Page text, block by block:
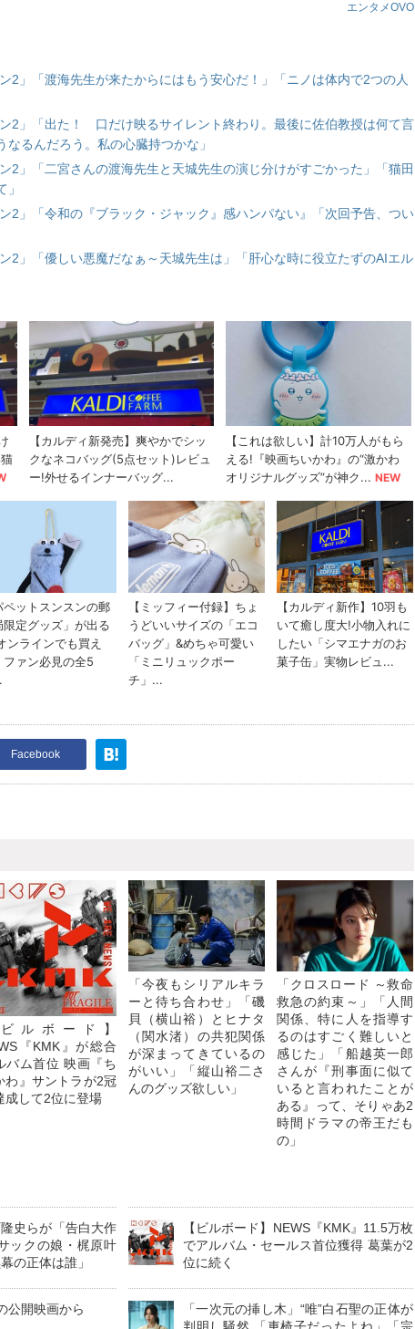
エンタメOVO
2」「渡海先生が来たからにはもう安心だ！」「ニノは体内で2つの人
ン2」「出た！ 口だけ映るサイレント終わり。最後に佐伯教授は何て言
なるんだろう。私の心臓持つかな」
2」「二宮さんの渡海先生と天城先生の演じ分けがすごかった」「猫田
2」「令和の『ブラック・ジャック』感ハンパない』「次回予告、つい
2」「優しい悪魔だなぁ～天城先生は」「肝心な時に役立たずのAIエル
Facebook
ビルボード】
『KMK』が総合
バム首位 映画『ち
わ』サントラが2冠
成して2位に登場
「今夜もシリアルキラ
ーと待ち合わせ」「磯
貝（横山裕）とヒナタ
（関水渚）の共犯関係
が深まってきているの
がいい」「縦山裕二さ
んのグッズ欲しい」
「クロスロード ～救命
救急の約束～」「人間
関係、特に人を指導す
るのはすごく難しいと
感じた」「船越英一郎
さんが『刑事面に似て
いると言われたことが
ある』って、そりゃあ2
時間ドラマの帝王だも
の」
隆史らが「告白大作
ックの娘・梶原叶
の正体は誰」
【ビルボード】NEWS『KMK』11.5万枚
でアルバム・セールス首位獲得 葛葉が2
位に続く
公開映画から
「一次元の挿し木」“唯”白石聖の正体が